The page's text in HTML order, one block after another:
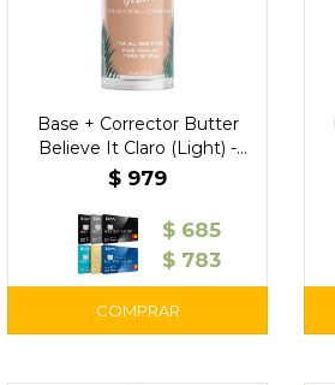
Base + Corrector Butter
Believe It Claro (Light) -
Physicians
$ 979
$ 685
$ 783